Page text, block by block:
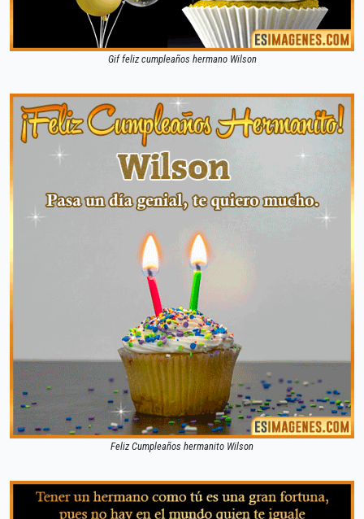
Gif feliz cumpleaños hermano Wilson
Feliz Cumpleaños hermanito Wilson